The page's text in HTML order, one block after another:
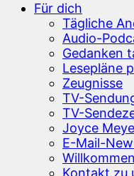
Für dich
Tägliche
Audio-
Gedanken
Lesepläne
Zeugnisse
TV-
TV-
Joyce
E-Mail-
Kontakt zu